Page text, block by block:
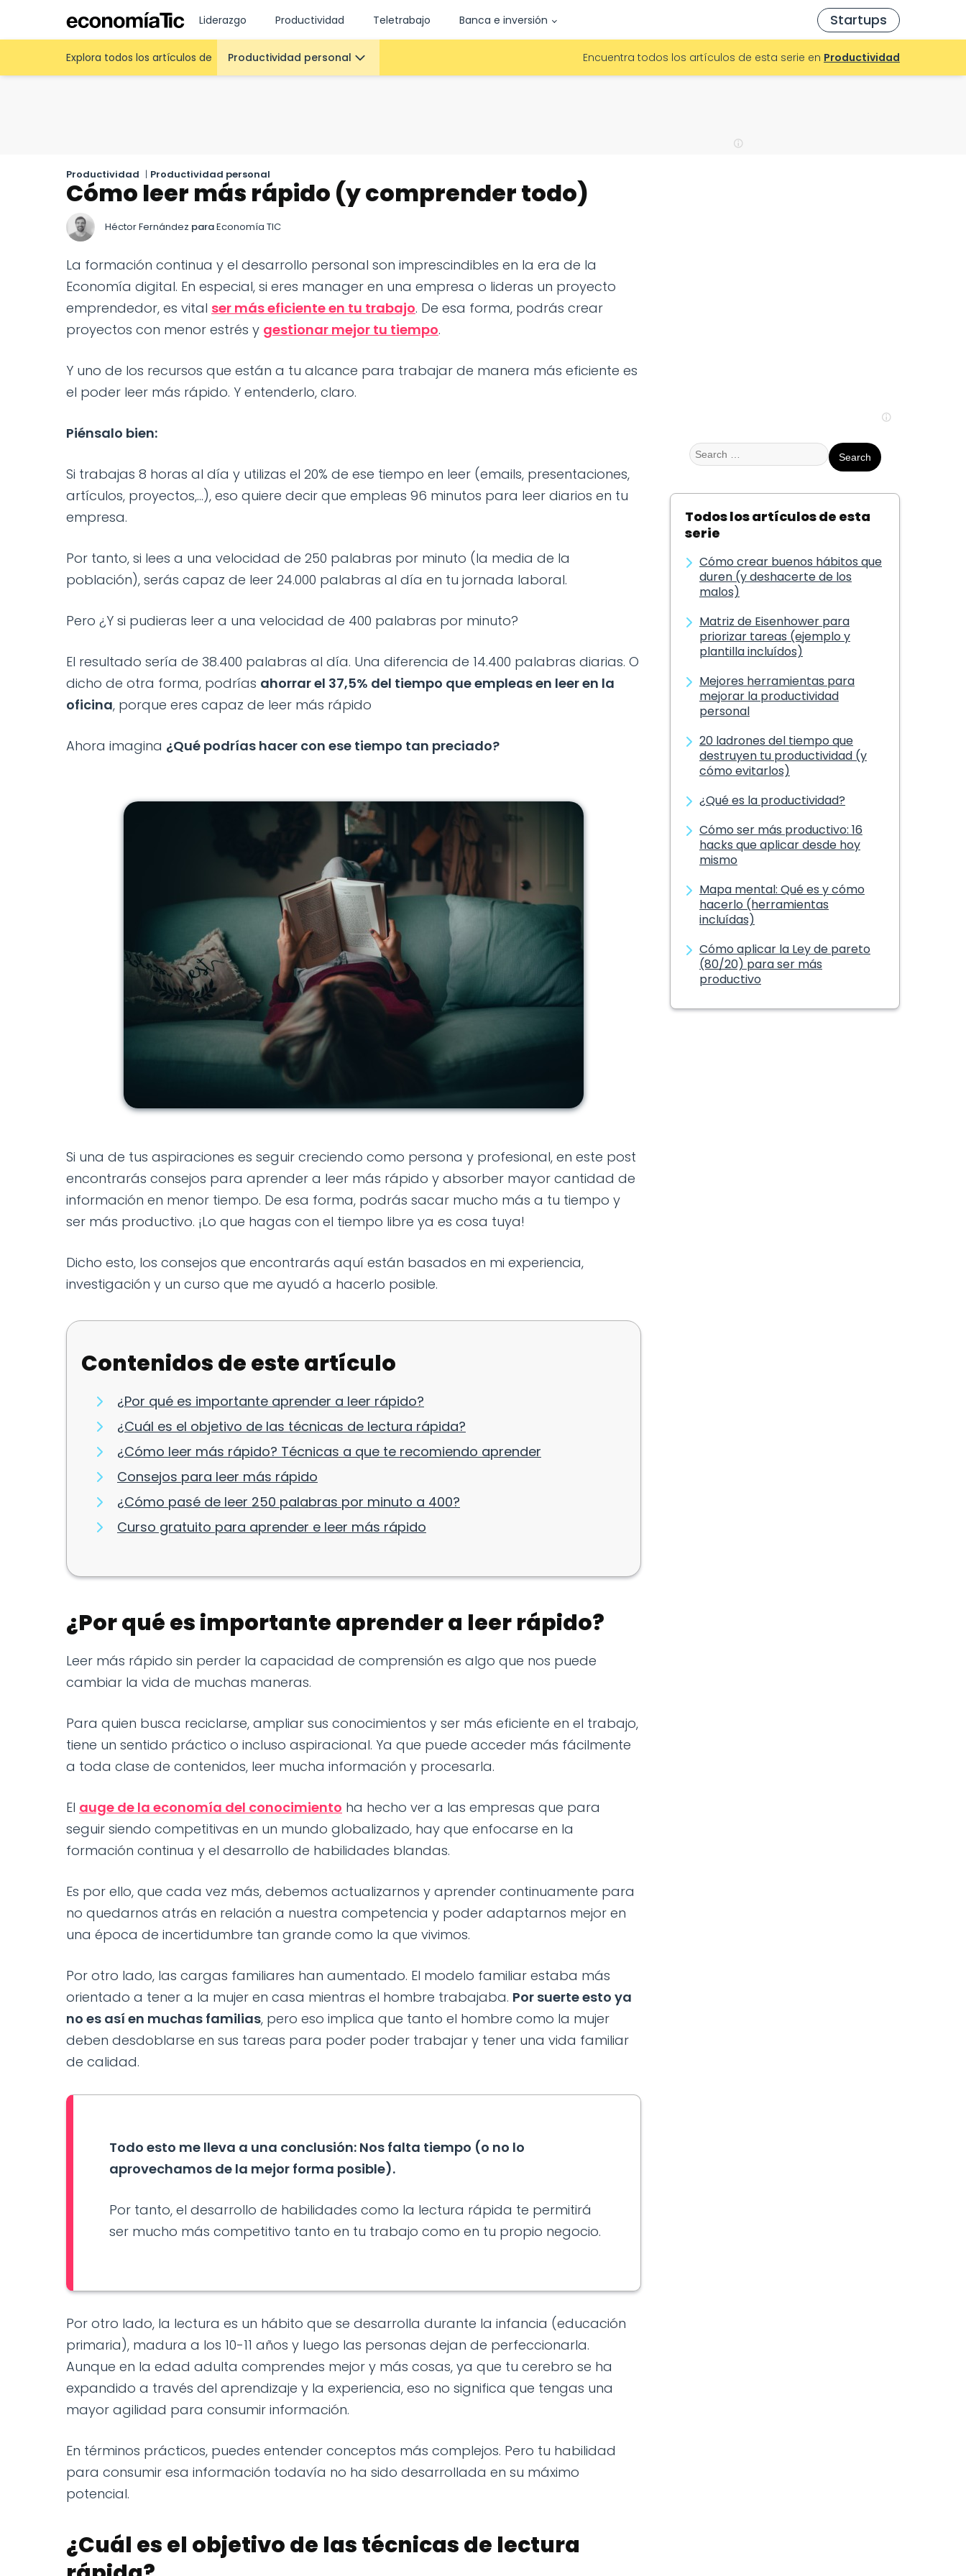
Liderazgo Productividad Teletrabajo Banca e inversión Startups
Explora todos los artículos de Productividad personal Encuentra todos los artículos de esta serie en Productividad
Productividad | Productividad personal
Cómo leer más rápido (y comprender todo)
Héctor Fernández paraEconomía TIC
La formación continua y el desarrollo personal son imprescindibles en la era de la
Economía digital. En especial, si eres manager en una empresa o lideras un proyecto
emprendedor, es vital ser más eficiente en tu trabajo. De esa forma, podrás crear
proyectos con menor estrés y gestionar mejor tu tiempo.
Y uno de los recursos que están a tu alcance para trabajar de manera más eficiente es
el poder leer más rápido. Y entenderlo, claro.
Piénsalo bien:
Si trabajas 8 horas al día y utilizas el 20% de ese tiempo en leer (emails, presentaciones,
artículos, proyectos,...), eso quiere decir que empleas 96 minutos para leer diarios en tu
empresa.
Por tanto, si lees a una velocidad de 250 palabras por minuto (la media de la
población), serás capaz de leer 24.000 palabras al día en tu jornada laboral.
Pero ¿Y si pudieras leer a una velocidad de 400 palabras por minuto?
El resultado sería de 38.400 palabras al día. Una diferencia de 14.400 palabras diarias. O
dicho de otra forma, podrías ahorrar el 37,5% del tiempo que empleas en leer en la
oficina, porque eres capaz de leer más rápido
Ahora imagina ¿Qué podrías hacer con ese tiempo tan preciado?
Si una de tus aspiraciones es seguir creciendo como persona y profesional, en este post
encontrarás consejos para aprender a leer más rápido y absorber mayor cantidad de
información en menor tiempo. De esa forma, podrás sacar mucho más a tu tiempo y
ser más productivo. ¡Lo que hagas con el tiempo libre ya es cosa tuya!
Dicho esto, los consejos que encontrarás aquí están basados en mi experiencia,
investigación y un curso que me ayudó a hacerlo posible.
Contenidos de este artículo
¿Por qué es importante aprender a leer rápido?
¿Cuál es el objetivo de las técnicas de lectura rápida?
¿Cómo leer más rápido? Técnicas a que te recomiendo aprender
Consejos para leer más rápido
¿Cómo pasé de leer 250 palabras por minuto a 400?
Curso gratuito para aprender e leer más rápido
¿Por qué es importante aprender a leer rápido?
Leer más rápido sin perder la capacidad de comprensión es algo que nos puede
cambiar la vida de muchas maneras.
Para quien busca reciclarse, ampliar sus conocimientos y ser más eficiente en el trabajo,
tiene un sentido práctico o incluso aspiracional. Ya que puede acceder más fácilmente
a toda clase de contenidos, leer mucha información y procesarla.
El auge de la economía del conocimiento ha hecho ver a las empresas que para
seguir siendo competitivas en un mundo globalizado, hay que enfocarse en la
formación continua y el desarrollo de habilidades blandas.
Es por ello, que cada vez más, debemos actualizarnos y aprender continuamente para
no quedarnos atrás en relación a nuestra competencia y poder adaptarnos mejor en
una época de incertidumbre tan grande como la que vivimos.
Por otro lado, las cargas familiares han aumentado. El modelo familiar estaba más
orientado a tener a la mujer en casa mientras el hombre trabajaba. Por suerte esto ya
no es así en muchas familias, pero eso implica que tanto el hombre como la mujer
deben desdoblarse en sus tareas para poder poder trabajar y tener una vida familiar
de calidad.
Todo esto me lleva a una conclusión: Nos falta tiempo (o no lo
aprovechamos de la mejor forma posible).
Por tanto, el desarrollo de habilidades como la lectura rápida te permitirá
ser mucho más competitivo tanto en tu trabajo como en tu propio negocio.
Por otro lado, la lectura es un hábito que se desarrolla durante la infancia (educación
primaria), madura a los 10-11 años y luego las personas dejan de perfeccionarla.
Aunque en la edad adulta comprendes mejor y más cosas, ya que tu cerebro se ha
expandido a través del aprendizaje y la experiencia, eso no significa que tengas una
mayor agilidad para consumir información.
En términos prácticos, puedes entender conceptos más complejos. Pero tu habilidad
para consumir esa información todavía no ha sido desarrollada en su máximo
potencial.
¿Cuál es el objetivo de las técnicas de lectura
Search
Todos los artículos de esta
serie
Cómo crear buenos hábitos que
duren (y deshacerte de los
malos)
Matriz de Eisenhower para
priorizar tareas (ejemplo y
plantilla incluídos)
Mejores herramientas para
mejorar la productividad
personal
20 ladrones del tiempo que
destruyen tu productividad (y
cómo evitarlos)
¿Qué es la productividad?
Cómo ser más productivo: 16
hacks que aplicar desde hoy
mismo
Mapa mental: Qué es y cómo
hacerlo (herramientas
incluídas)
Cómo aplicar la Ley de pareto
(80/20) para ser más
productivo